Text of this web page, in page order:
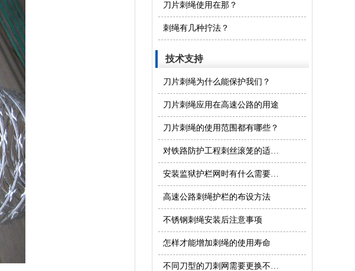
刀片刺绳使用在那？
刺绳有几种拧法？
技术支持
刀片刺绳为什么能保护我们？
刀片刺绳应用在高速公路的用途
刀片刺绳的使用范围都有哪些？
对铁路防护工程刺丝滚笼的适度防护
安装监狱护栏网时有什么需要注意的
高速公路刺绳护栏的布设方法
不锈钢刺绳安装后注意事项
怎样才能增加刺绳的使用寿命
不同刀型的刀刺网需要更换不同的模具